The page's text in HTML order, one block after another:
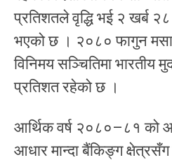
प्रतिशतले वृद्धि भई २ खर्ब
भएको छ । २०८० फागुन
विनिमय सञ्चितिमा भारतीय
प्रतिशत रहेको छ ।
आर्थिक वर्ष २०८०–८१ को
आधार मान्दा बैंकिङ्ग क्षेत्रसँग